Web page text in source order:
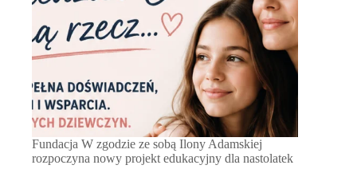
Fundacja W zgodzie ze sobą Ilony Adamskiej
rozpoczyna nowy projekt edukacyjny dla nastolatek